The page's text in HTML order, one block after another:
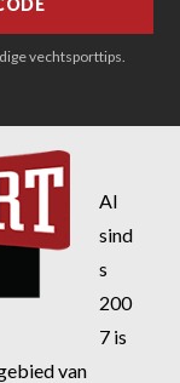
vechtsporttips.
Al
sind
s
200
7 is
van